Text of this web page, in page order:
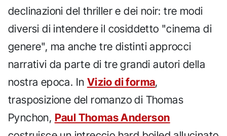
declinazioni del thriller e dei noir: tre modi
diversi di intendere il cosiddetto "cinema di
genere", ma anche tre distinti approcci
narrativi da parte di tre grandi autori della
nostra epoca. In Vizio di forma,
trasposizione del romanzo di Thomas
Pynchon, Paul Thomas Anderson